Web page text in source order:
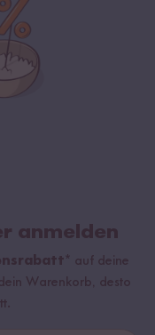
anmelden
auf deine
Warenkorb, desto